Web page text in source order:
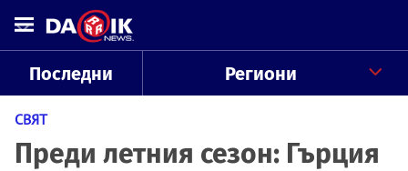
Последни Региони
СВЯТ
Преди летния сезон: Гърция